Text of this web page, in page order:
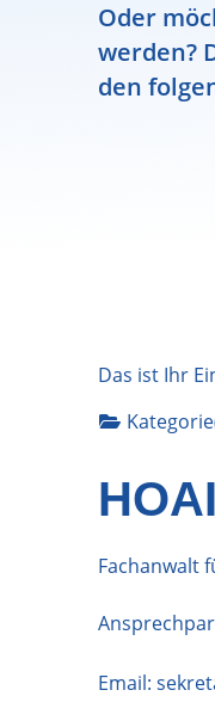
Oder
werden?
den
Das ist Ihr
Fachanwalt
Email: